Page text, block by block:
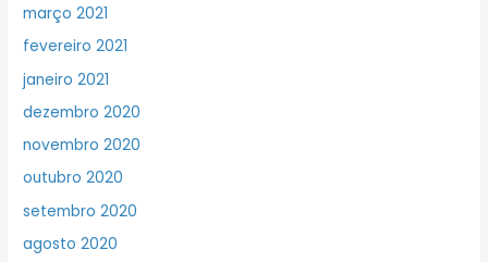
março 2021
fevereiro 2021
janeiro 2021
dezembro 2020
novembro 2020
outubro 2020
setembro 2020
agosto 2020